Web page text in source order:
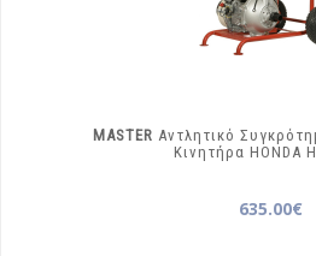
MASTER Αντλητικό
Κινητήρα HONDA
635.00€